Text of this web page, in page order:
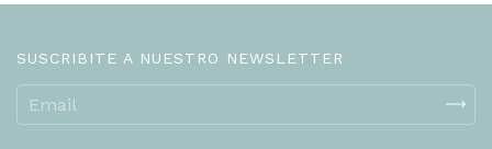
SUSCRIBITE A NUESTRO NEWSLETTER